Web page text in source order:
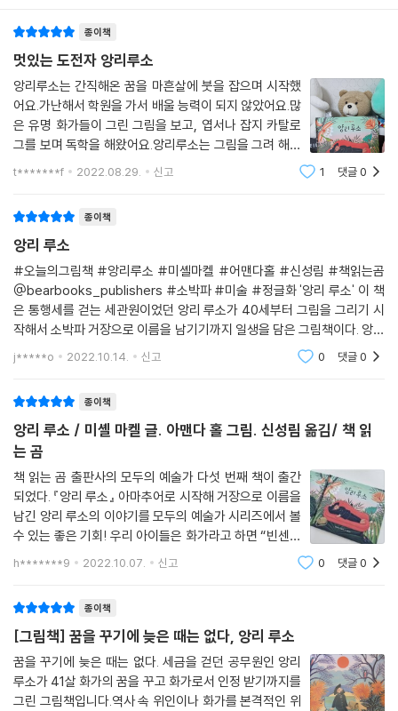
종이책
멋있는 도전자 앙리루소
앙리루소는 간직해온 꿈을 마흔살에 붓을 잡으며 시작했
어요.가난해서 학원을 가서 배울 능력이 되지 않았어요.많
은 유명 화가들이 그린 그림을 보고, 엽서나 잡지 카탈로
그를 보며 독학을 해왔어요.앙리루소는 그림을 그려 해마
다 전시회에 참가했어요.많은 미술 평론가들은 앙리루소
t*******f 2022.08.29. 신고 1 댓글0
종이책
앙리 루소
#오늘의그림책 #앙리루소 #미셸마켈 #어맨다홀 #신성림 #책읽는곰
@bearbooks_publishers #소박파 #미술 #정글화 '앙리 루소' 이 책
은 통행세를 걷는 세관원이었던 앙리 루소가 40세부터 그림을 그리기 시
작해서 소박파 거장으로 이름을 남기기까지 일생을 담은 그림책이다. 앙리
는 초기에는 일요화가 르 두아니에(Le Douanier:세관원)란 애칭으로 활
동했다가 40세부터 본격적으로 그림
j*****o 2022.10.14. 신고 0 댓글0
종이책
앙리 루소 / 미셸 마켈 글. 아맨다 홀 그림. 신성림 옮김/ 책 읽
는 곰
책 읽는 곰 출판사의 모두의 예술가 다섯 번째 책이 출간
되었다. 『앙리 루소』 아마추어로 시작해 거장으로 이름을
남긴 앙리 루소의 이야기를 모두의 예술가 시리즈에서 볼
수 있는 좋은 기회! 우리 아이들은 화가라고 하면 “빈센트
반 고흐”만 이야기 한다. 명화 그림으로 제일 많이 노출이
h*******9 2022.10.07. 신고 0 댓글0
종이책
[그림책] 꿈을 꾸기에 늦은 때는 없다, 앙리 루소
꿈을 꾸기에 늦은 때는 없다. 세금을 걷던 공무원인 앙리
루소가 41살 화가의 꿈을 꾸고 화가로서 인정 받기까지를
그린 그림책입니다.역사 속 위인이나 화가를 본격적인 위